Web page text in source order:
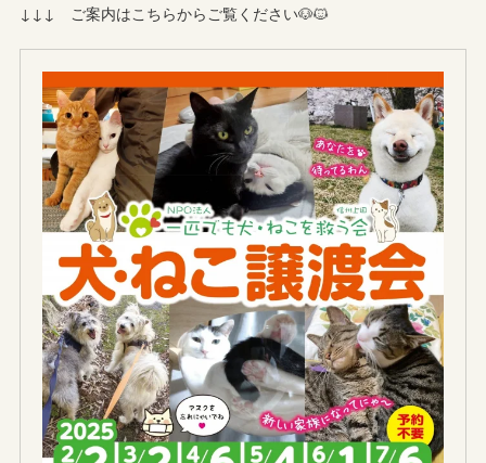
↓↓↓ ご案内はこちらからご覧ください🐶🐱